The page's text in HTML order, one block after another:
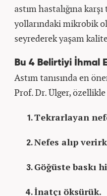
astım hastalığına
yollarındaki mikrobik
seyrederek yaşam
Bu 4 Belirtiyi İhmal
Astım tanısında en
Prof. Dr. Ülger,
Tekrarlayan
Nefes alıp
Göğüste baskı
İnatçı öksürük.